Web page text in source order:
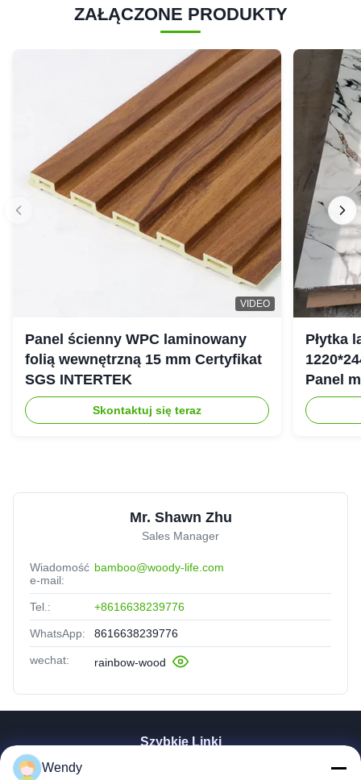
ZAŁĄCZONE PRODUKTY
VIDEO
Panel ścienny WPC laminowany
folią wewnętrzną 15 mm Certyfikat
SGS INTERTEK
Skontaktuj się teraz
Płytka
Panel
Mr. Shawn Zhu
Sales Manager
Wiadomość
e-mail:
bamboo@woody-life.com
Tel.: +8616638239776
WhatsApp: 8616638239776
wechat: rainbow-wood
Szybkie Linki
Wendy